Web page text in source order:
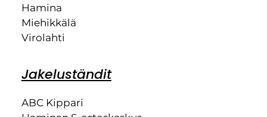
Hamina
Miehikkälä
Virolahti
Jakeluständit
ABC Kippari